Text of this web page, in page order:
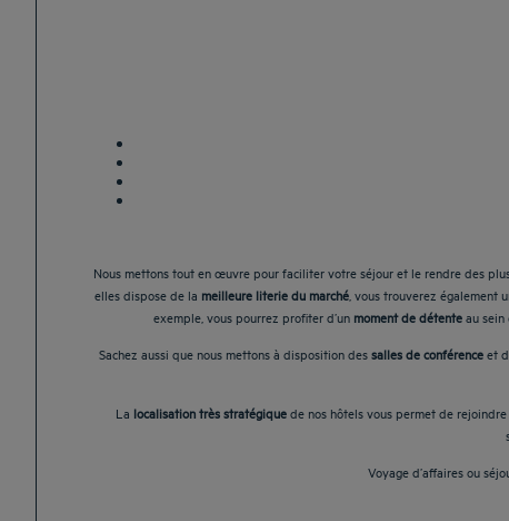
Nous mettons tout en œuvre pour faciliter votre séjour et le rendre des
elles dispose de la meilleure literie du marché, vous trouverez également
exemple, vous pourrez profiter d’un moment de détenteau sein
Sachez aussi que nous mettons à disposition dessalles de conférenceet
La localisation très stratégiquede nos hôtels vous permet de rejoindre
Voyage d’affaires ou